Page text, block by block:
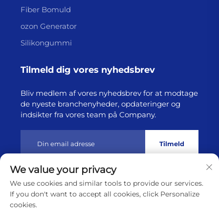
Fiber Bomuld
ozon Generator
Silikongummi
Tilmeld dig vores nyhedsbrev
Bliv medlem af vores nyhedsbrev for at modtage
de nyeste branchenyheder, opdateringer og
indsikter fra vores team på Company.
Tilmeld
Copyright © 2025 af Lianyungang Highborn Technology
Co.,Ltd
Privatlivspolitik
We value your privacy
We use cookies and similar tools to provide our services.
If you don't want to accept all cookies, click Personalize
cookies.